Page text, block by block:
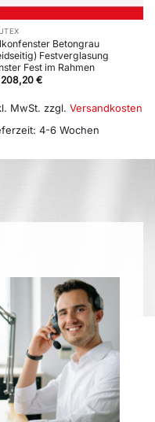
Betongrau
Festverglasung
Fest im Rahmen
208,20 €
MwSt. zzgl. Versandkosten
4-6 Wochen